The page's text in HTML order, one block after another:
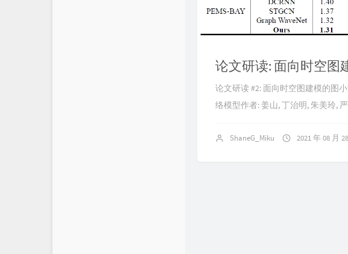
论文研读: 面向时空图
论文研读 #2: 面向时空图建模的图
络模型作者: 姜山, 丁治明, 朱美玲,
ShaneG_Miku 2021 年 08 月